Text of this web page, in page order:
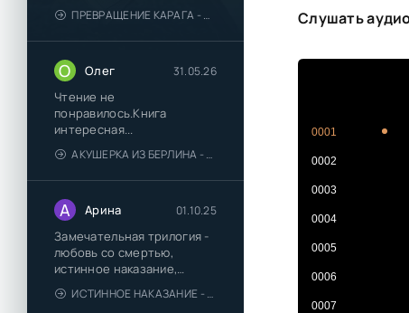
ПРЕВРАЩЕНИЕ КАРАГА - КАТЯ БРАНДИС
О Олег 31.05.26
Чтение не
понравилось.Книга
интересная...
АКУШЕРКА ИЗ БЕРЛИНА - АННА СТЮАРТ
А Арина 01.10.25
Замечательная трилогия -
любовь со смертью,
истинное наказание,
любимая для монстра -
понравились
ИСТИННОЕ НАКАЗАНИЕ - ОЛЬГА ГУСЕЙНОВА
Слушать
0001
0002
0003
0004
0005
0006
0007